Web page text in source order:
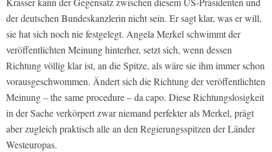
der deutschen Bundeskanzlerin nicht sein. Er sagt klar, was er will,
sie hat sich noch nie festgelegt. Angela Merkel schwimmt der
veröffentlichten Meinung hinterher, setzt sich, wenn dessen
Richtung völlig klar ist, an die Spitze, als wäre sie ihm immer schon
vorausgeschwommen. Ändert sich die Richtung der veröffentlichten
Meinung – the same procedure – da capo. Diese Richtungslosigkeit
in der Sache verkörpert zwar niemand perfekter als Merkel, prägt
aber zugleich praktisch alle an den Regierungsspitzen der Länder
Westeuropas.